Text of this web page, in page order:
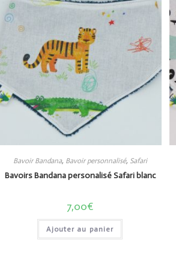
Bavoir Bandana, Bavoir personnalisé, Safari
Bavoirs Bandana personalisé Safari blanc
7,00€
Ajouter au panier